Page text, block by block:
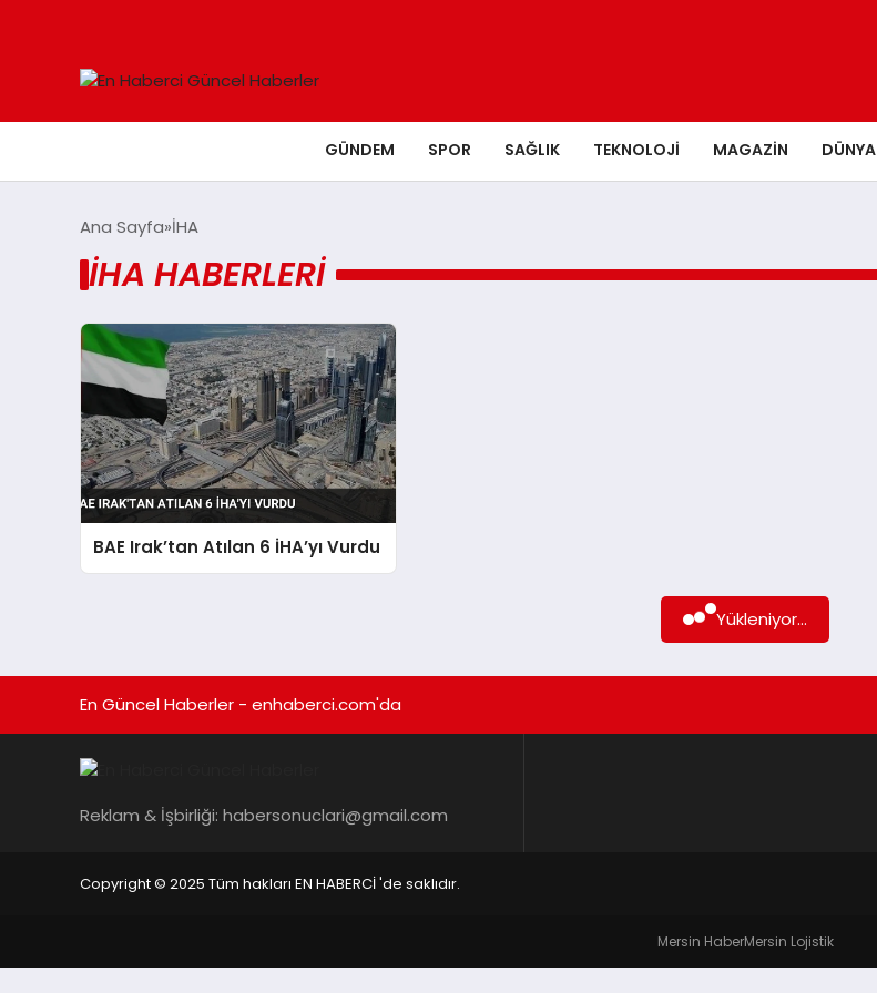
GÜNDEM SPOR SAĞLIK TEKNOLOJI MAGAZIN DÜNYA
Ana Sayfa İHA
İHA HABERLERI
BAE Irak’tan Atılan 6 İHA’yı Vurdu
Yükleniyor...
En Güncel Haberler - enhaberci.com'da
Reklam & İşbirliği: habersonuclari@gmail.com
Copyright © 2025 Tüm hakları EN HABERCİ 'de saklıdır.
Mersin HaberMersin Lojistik